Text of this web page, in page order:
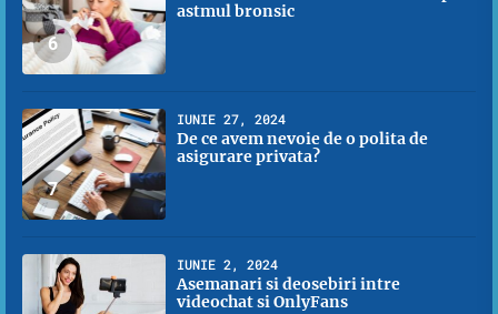
6
astmul bronsic
7
IUNIE 27, 2024
De ce avem nevoie de o polita de
asigurare privata?
IUNIE 2, 2024
Asemanari si deosebiri intre
videochat si OnlyFans